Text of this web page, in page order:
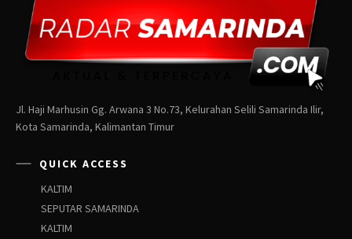
Jl. Haji Marhusin Gg. Arwana 3 No.73, Kelurahan Selili Samarinda Ilir,
Kota Samarinda, Kalimantan Timur
QUICK ACCESS
KALTIM
SEPUTAR SAMARINDA
KALTIM